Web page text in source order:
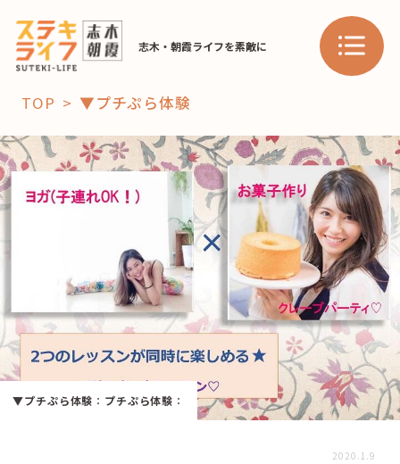
志木・朝霞ライフを素敵に
「コト」
子育て
暮らし
スポット 学び・教育
「場」
HAREL HAREL
活用事例
TOP ▼プチぷら体験
▼プチぷら体験 ： プチぷら体験 ：
2020.1.9